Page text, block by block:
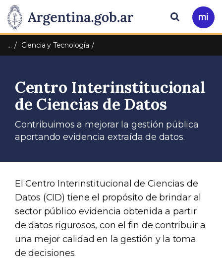
Presidencia
de
Nación
Pasar al contenido principal
Ir
a
Buscar
… Ciencia y Tecnología
Centro Interinstitucional
de Ciencias de Datos
Contribuimos a mejorar la gestión pública
aportando evidencia extraída de datos.
El Centro Interinstitucional de Ciencias de
Datos (CID) tiene el propósito de brindar al
sector público evidencia obtenida a partir
de datos rigurosos, con el fin de contribuir a
una mejor calidad en la gestión y la toma
de decisiones.